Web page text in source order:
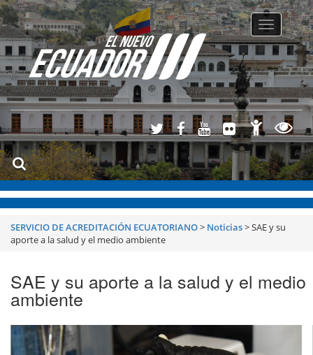
Toggle
SERVICIO DE ACREDITACIÓN ECUATORIANO> Noticias>SAE y su
aporte a la salud y el medio ambiente
SAE y su aporte a la salud y el medio
ambiente